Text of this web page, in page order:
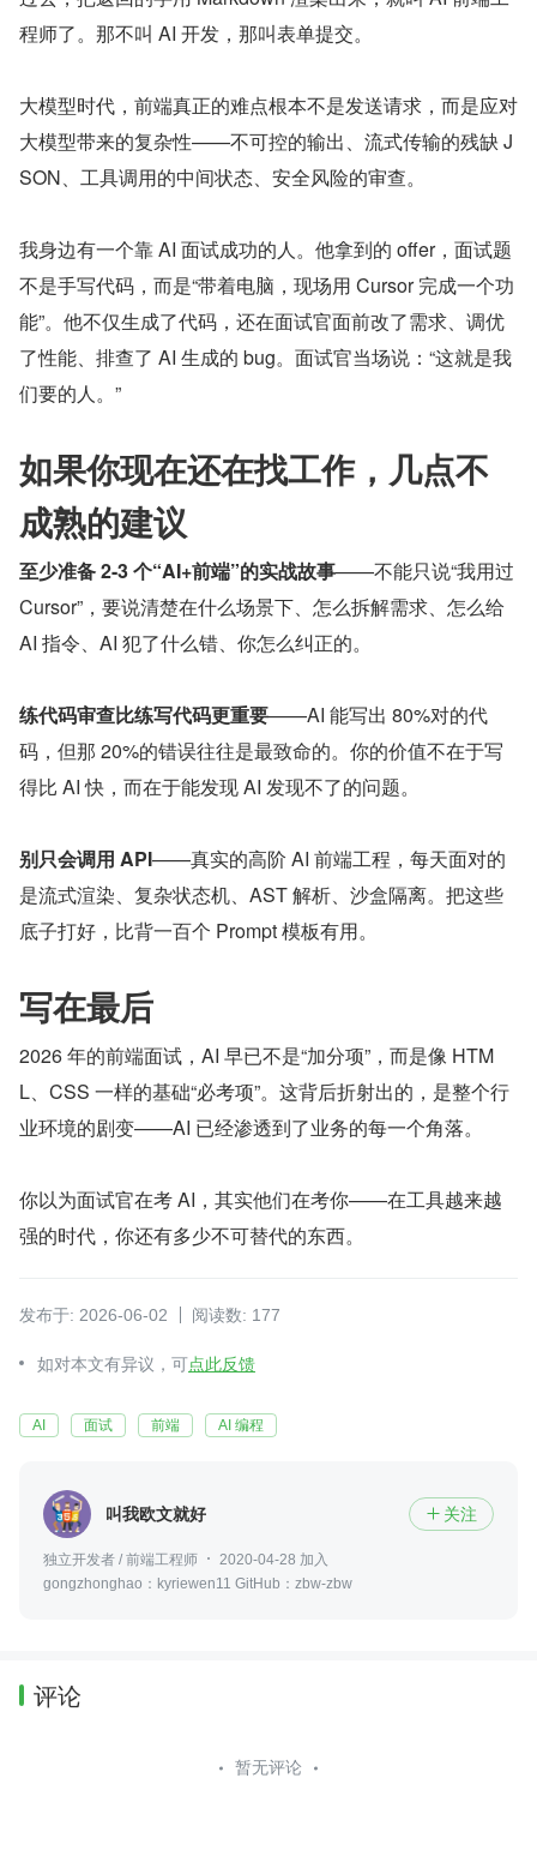
程师了。那不叫 AI 开发，那叫表单提交。
大模型时代，前端真正的难点根本不是发送请求，而是应对
大模型带来的复杂性——不可控的输出、流式传输的残缺 J
SON、工具调用的中间状态、安全风险的审查。
我身边有一个靠 AI 面试成功的人。他拿到的 offer，面试题
不是手写代码，而是“带着电脑，现场用 Cursor 完成一个功
能”。他不仅生成了代码，还在面试官面前改了需求、调优
了性能、排查了 AI 生成的 bug。面试官当场说：“这就是我
们要的人。”
如果你现在还在找工作，几点不
成熟的建议
至少准备 2-3 个“AI+前端”的实战故事——不能只说“我用过
Cursor”，要说清楚在什么场景下、怎么拆解需求、怎么给
AI 指令、AI 犯了什么错、你怎么纠正的。
练代码审查比练写代码更重要——AI 能写出 80%对的代
码，但那 20%的错误往往是最致命的。你的价值不在于写
得比 AI 快，而在于能发现 AI 发现不了的问题。
别只会调用 API——真实的高阶 AI 前端工程，每天面对的
是流式渲染、复杂状态机、AST 解析、沙盒隔离。把这些
底子打好，比背一百个 Prompt 模板有用。
写在最后
2026 年的前端面试，AI 早已不是“加分项”，而是像 HTM
L、CSS 一样的基础“必考项”。这背后折射出的，是整个行
业环境的剧变——AI 已经渗透到了业务的每一个角落。
你以为面试官在考 AI，其实他们在考你——在工具越来越
强的时代，你还有多少不可替代的东西。
发布于: 2026-06-02 阅读数: 177
如对本文有异议，可点此反馈
AI 面试 前端 AI 编程
叫我欧文就好  关注
独立开发者 / 前端工程师
2020-04-28 加入
gongzhonghao：kyriewen11 GitHub：zbw-zbw
评论
暂无评论